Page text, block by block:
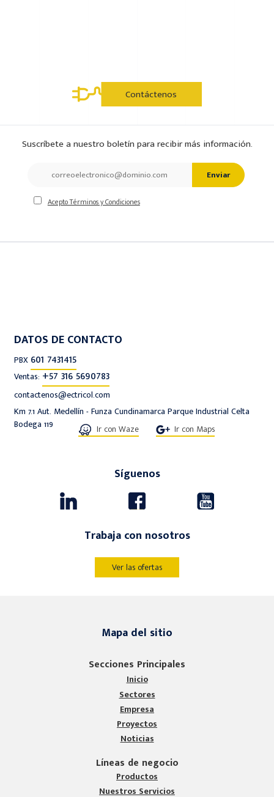
Contáctenos
Suscríbete a nuestro boletín para recibir más información.
Enviar
Acepto Términos y Condiciones
Ir con Maps
Ir con Waze
DATOS DE CONTACTO
PBX 601 7431415
Ventas: +57 316 5690783
contactenos@ectricol.com
Km 7.1 Aut. Medellín - Funza Cundinamarca Parque Industrial Celta
Bodega 119
Síguenos
Trabaja con nosotros
Ver las ofertas
Mapa del sitio
Secciones Principales
Inicio
Sectores
Empresa
Proyectos
Noticias
Líneas de negocio
Productos
Nuestros Servicios